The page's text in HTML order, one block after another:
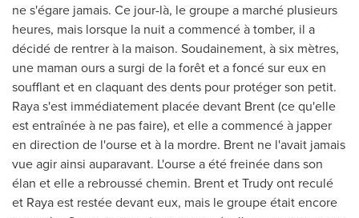
ne s'égare jamais. Ce jour-là, le groupe a marché plusieurs
heures, mais lorsque la nuit a commencé à tomber, il a
décidé de rentrer à la maison. Soudainement, à six mètres,
une maman ours a surgi de la forêt et a foncé sur eux en
soufflant et en claquant des dents pour protéger son petit.
Raya s'est immédiatement placée devant Brent (ce qu'elle
est entraînée à ne pas faire), et elle a commencé à japper
en direction de l'ourse et à la mordre. Brent ne l'avait jamais
vue agir ainsi auparavant. L'ourse a été freinée dans son
élan et elle a rebroussé chemin. Brent et Trudy ont reculé
et Raya est restée devant eux, mais le groupe était encore